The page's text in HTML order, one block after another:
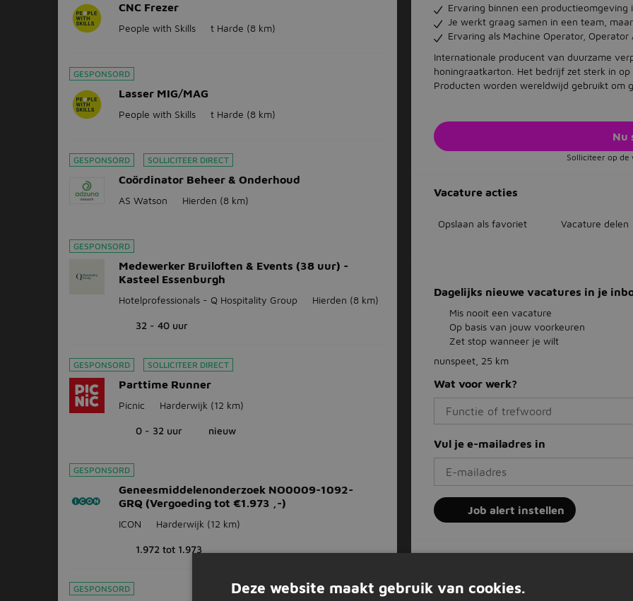
CNC Frezer
People with Skills t Harde (8 km)
GESPONSORD
Lasser MIG/MAG
People with Skills t Harde (8 km)
GESPONSORD SOLLICITEER DIRECT
Coördinator Beheer & Onderhoud
AS Watson Hierden (8 km)
GESPONSORD
Medewerker Bruiloften & Events (38 uur) -
Kasteel Essenburgh
Hotelprofessionals - Q Hospitality Group Hierden (8 km)
32 - 40 uur
GESPONSORD SOLLICITEER DIRECT
Parttime Runner
Picnic Harderwijk (12 km)
0 - 32 uur nieuw
GESPONSORD
Geneesmiddelenonderzoek NO0009-1092-
GRQ (Vergoeding tot €1.973 ,-)
ICON Harderwijk (12 km)
1.972 tot 1.973
GESPONSORD
Ervaring binnen een productieomgeving
Je werkt graag samen in een team,
Ervaring als Machine Operator,
Internationale producent van duurzame
honingraatkarton. Het bedrijf zet sterk in
Producten worden wereldwijd gebruikt om
Nu
Solliciteer op
Vacature acties
Opslaan als favoriet Vacature delen
Dagelijks nieuwe vacatures in je
Mis nooit een vacature
Op basis van jouw voorkeuren
Zet stop wanneer je wilt
nunspeet, 25 km
Wat voor werk?
Vul je e-mailadres in
Job alert instellen
Productiemedewerker
Deze website maakt gebruik van cookies.